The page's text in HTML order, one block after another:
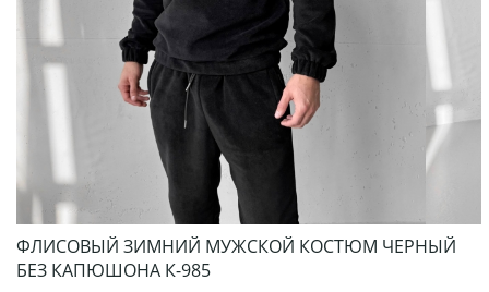
ФЛИСОВЫЙ ЗИМНИЙ МУЖСКОЙ КОСТЮМ ЧЕРНЫЙ
БЕЗ КАПЮШОНА К-985